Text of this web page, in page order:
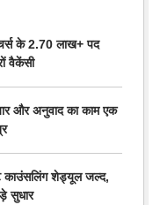
के 2.70 लाख+ पद
वैकेंसी
और अनुवाद का काम एक
शेड्यूल जल्द,
सुधार